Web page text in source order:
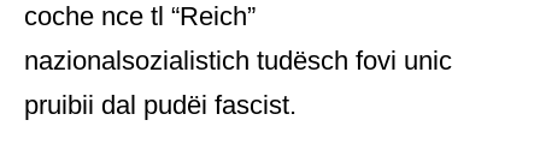
coche nce tl “Reich”
nazionalsozialistich tudësch fovi unic
pruibii dal pudëi fascist.